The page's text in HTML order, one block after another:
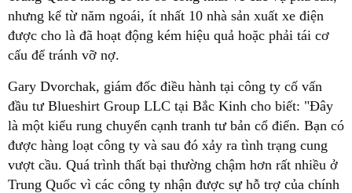
nhưng kể từ năm ngoái, ít nhất 10 nhà sản xuất xe điện
được cho là đã hoạt động kém hiệu quả hoặc phải tái cơ
cấu để tránh vỡ nợ.
Gary Dvorchak, giám đốc điều hành tại công ty cố vấn
đầu tư Blueshirt Group LLC tại Bắc Kinh cho biết: "Đây
là một kiểu rung chuyển cạnh tranh tư bản cổ điển. Bạn có
được hàng loạt công ty và sau đó xảy ra tình trạng cung
vượt cầu. Quá trình thất bại thường chậm hơn rất nhiều ở
Trung Quốc vì các công ty nhận được sự hỗ trợ của chính